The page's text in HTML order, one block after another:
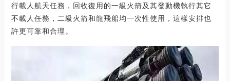
行載人航天任務，回收復用的一級火箭及其發動機執行其它
不載人任務，二級火箭和龍飛船均一次性使用，這樣安排也
許更可靠和合理。